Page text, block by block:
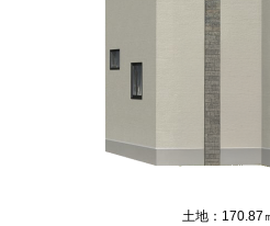
土地：170.87